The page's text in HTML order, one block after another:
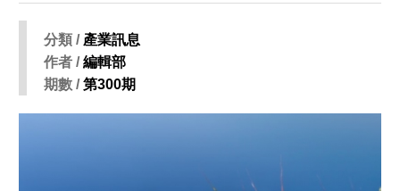
分類 / 產業訊息
作者 /編輯部
期數 /第300期